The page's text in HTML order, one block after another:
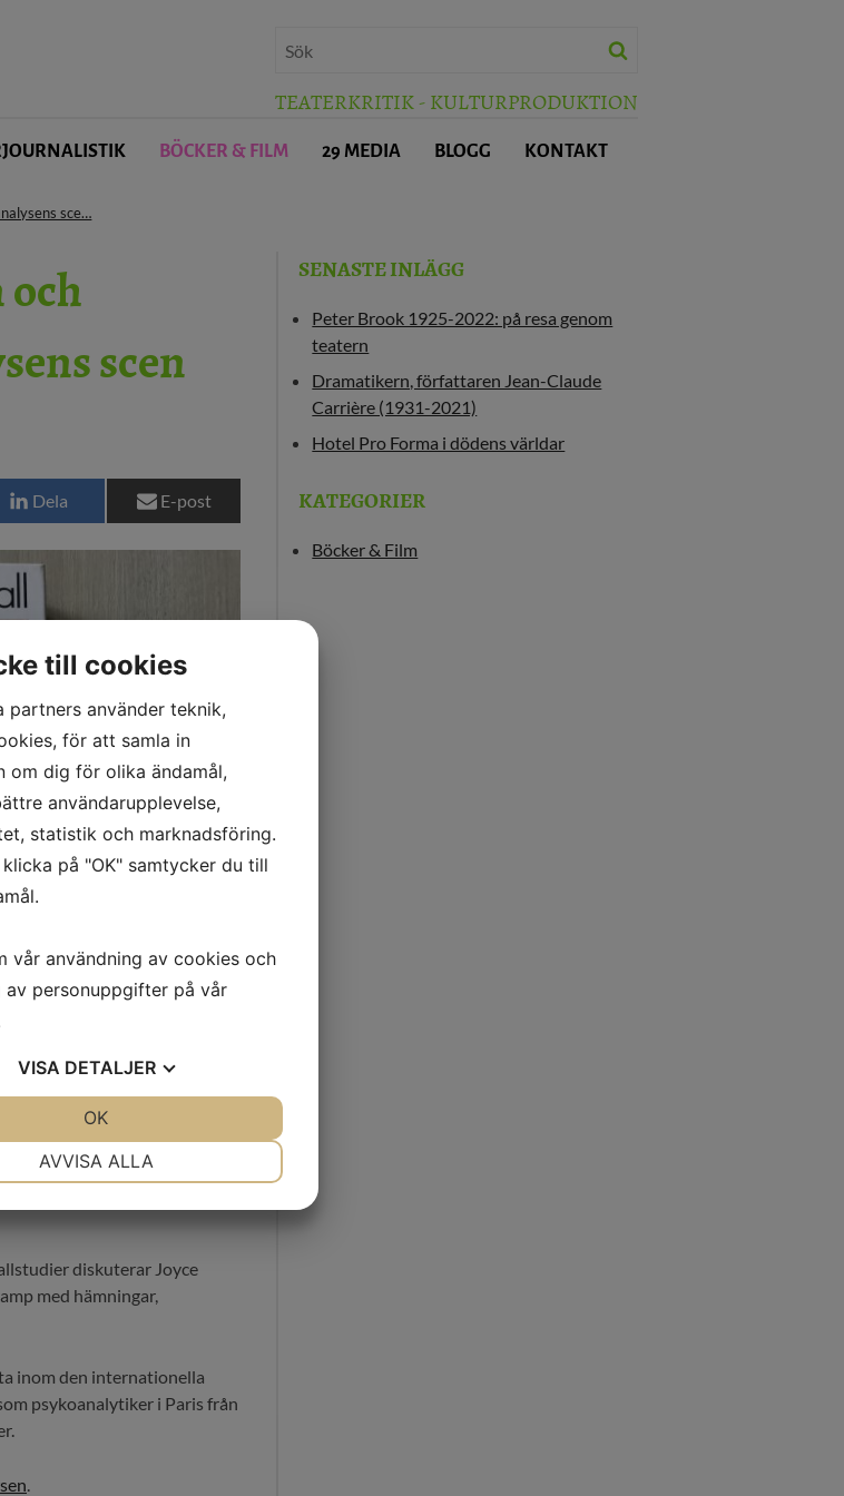
TEATERKRITIK - KULTURPRODUKTION
BÖCKER & FILM 29 MEDIA BLOGG KONTAKT
sce…
scen
Dela E-post
scen
the Mind. Fackgranskning av
diskuterar Joyce
med hämningar,
inom den internationella
psykoanalytiker i Paris från
SENASTE INLÄGG
Peter Brook 1925-2022: på resa genom
teatern
Dramatikern, författaren Jean-Claude
Carrière (1931-2021)
Hotel Pro Forma i dödens världar
KATEGORIER
Böcker & Film
till cookies
partners använder teknik,
för att samla in
om dig för olika ändamål,
användarupplevelse,
statistik och marknadsföring.
på "OK" samtycker du till
vår användning av cookies och
av personuppgifter på vår
VISA DETALJER
AVVISA ALLA
OK